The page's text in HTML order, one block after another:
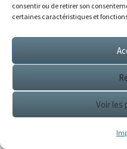
consentir ou de retirer son
certaines caractéristiques et
Voir les
Cette phrase a changé
Très jeune déjà, quelque
comprendre qui je suis,
présentaient et un jour
de Napoleon Hill. J’ai
derrière moi pour